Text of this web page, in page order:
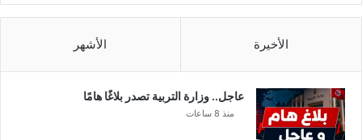
الأخيرة الأشهر
عاجل.. وزارة التربية تصدر بلاغًا هامًا
منذ 8 ساعات